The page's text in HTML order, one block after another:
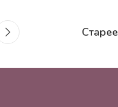
Старее